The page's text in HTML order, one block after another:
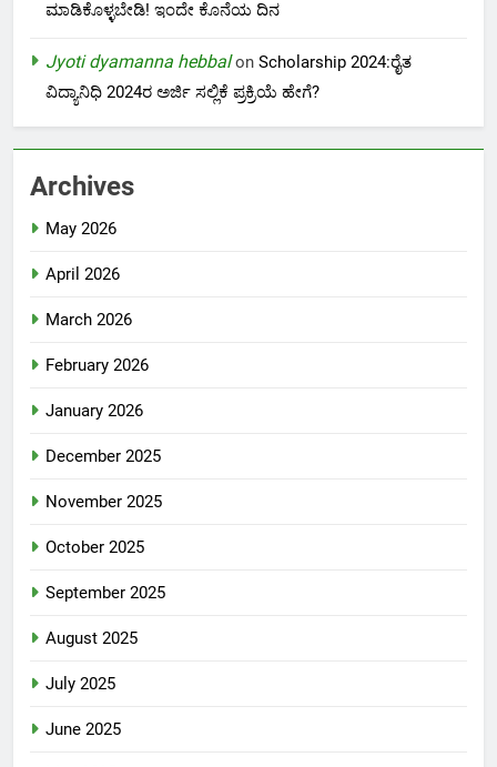
ಮಾಡಿಕೊಳ್ಳಬೇಡಿ! ಇಂದೇ ಕೊನೆಯ ದಿನ
Jyoti dyamanna hebbalon Scholarship 2024:ರೈತ
ವಿದ್ಯಾನಿಧಿ 2024ರ ಅರ್ಜಿ ಸಲ್ಲಿಕೆ ಪ್ರಕ್ರಿಯೆ ಹೇಗೆ?
Archives
May 2026
April 2026
March 2026
February 2026
January 2026
December 2025
November 2025
October 2025
September 2025
August 2025
July 2025
June 2025